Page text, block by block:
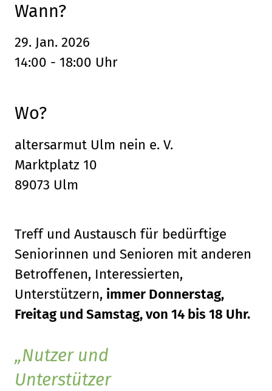
Wann?
29. Jan. 2026
14:00 - 18:00 Uhr
Wo?
altersarmut Ulm nein e. V.
Marktplatz 10
89073 Ulm
Treff und Austausch für bedürftige
Seniorinnen und Senioren mit anderen
Betroffenen, Interessierten,
Unterstützern, immer Donnerstag,
Freitag und Samstag, von 14 bis 18 Uhr.
Nutzer und
Unterstützer